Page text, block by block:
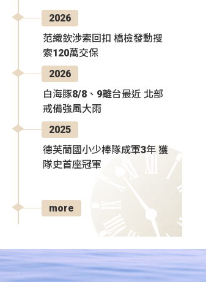
2026
范織欽涉索回扣 橋檢發動搜
索120萬交保
2026
白海豚8/8、9離台最近 北部
戒備強風大雨
2025
德芙蘭國小少棒隊成軍3年 獲
隊史首座冠軍
more